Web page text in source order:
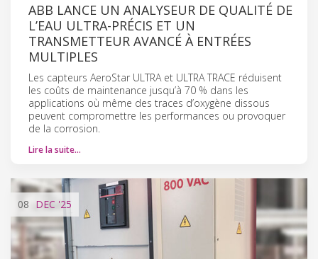
ABB LANCE UN ANALYSEUR DE QUALITÉ DE
L’EAU ULTRA-PRÉCIS ET UN
TRANSMETTEUR AVANCÉ À ENTRÉES
MULTIPLES
Les capteurs AeroStar ULTRA et ULTRA TRACE réduisent
les coûts de maintenance jusqu’à 70 % dans les
applications où même des traces d’oxygène dissous
peuvent compromettre les performances ou provoquer
de la corrosion.
Lire la suite…
08 DEC '25